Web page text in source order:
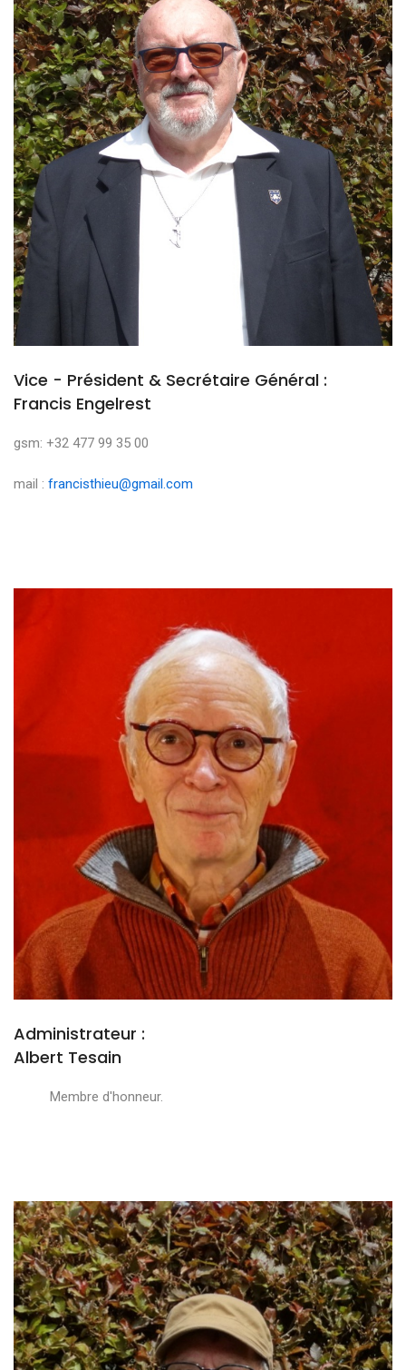
Vice - Président & Secrétaire Général :
Francis Engelrest
gsm: +32 477 99 35 00
mail : francisthieu@gmail.com
Administrateur :
Albert Tesain
Membre d'honneur.